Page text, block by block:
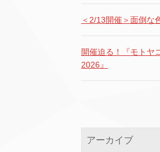
＜2/13開催＞面倒な
開催迫る！『モトヤ
2026』
アーカイブ